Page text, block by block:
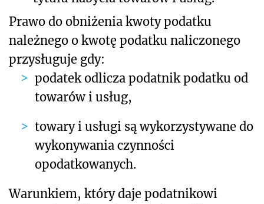
Prawo do obniżenia kwoty podatku
należnego o kwotę podatku naliczonego
przysługuje gdy:
podatek odlicza podatnik podatku od
towarów i usług,
towary i usługi są wykorzystywane do
wykonywania czynności
opodatkowanych.
Warunkiem, który daje podatnikowi